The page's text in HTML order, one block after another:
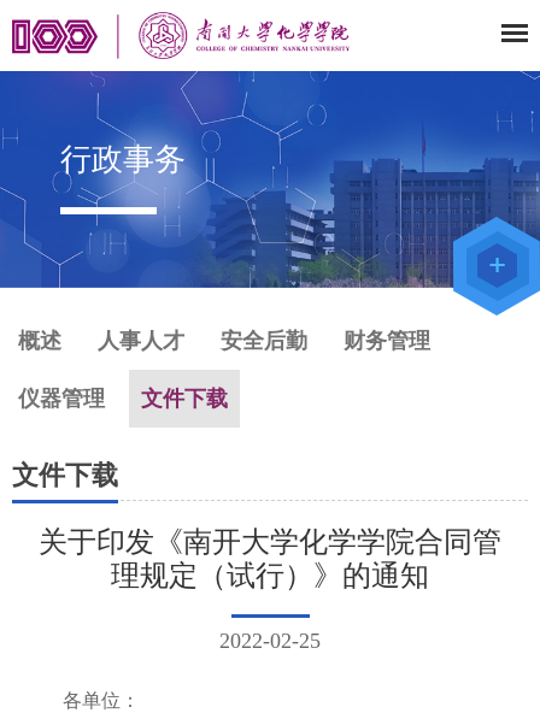
行政事务
概述 人事人才 安全后勤 财务管理
仪器管理 文件下载
文件下载
关于印发《南开大学化学学院合同管
理规定（试行）》的通知
2022-02-25
各单位：